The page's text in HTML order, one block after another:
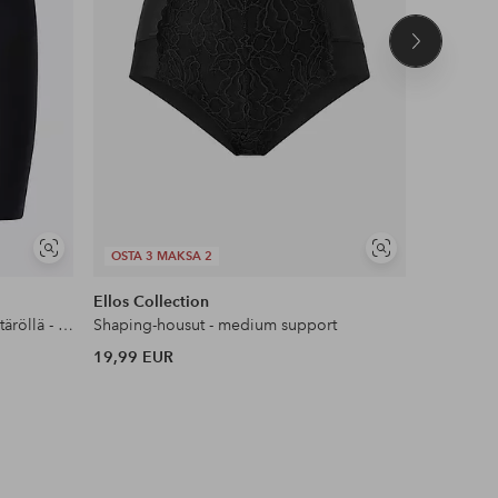
Näytä
Muotoilevat shortsit korkealla vyötäröllä - medium support
OSTA 3 MAKSA 2
Näytä
Ellos Collection
Shaping-housut - medium support
19,99 EUR
Seuraava